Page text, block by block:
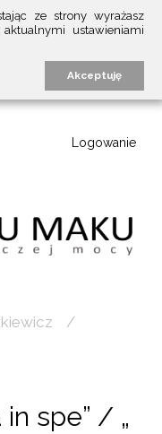
ze strony wyrażasz
ustawieniami
Akceptuję
Logowanie
in spe” / „